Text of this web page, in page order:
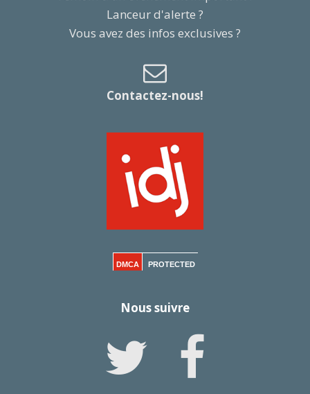
Lanceur d'alerte ?
Vous avez des infos exclusives ?
Contactez-nous!
DMCA PROTECTED
Nous suivre